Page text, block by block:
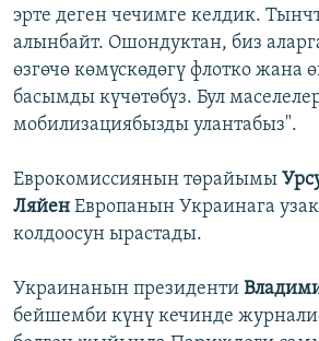
эрте деген чечимге келдик.
алынбайт. Ошондуктан, биз
өзгөчө көмүскөдөгү флотко жана
басымды күчөтөбүз. Бул
мобилизациябызды улантабыз".
Еврокомиссиянын төрайымы
Ляйен Европанын Украинага
колдоосун ырастады.
Украинанын президенти
бейшемби күнү кечинде